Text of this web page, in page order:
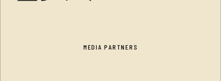
MEDIA PARTNERS